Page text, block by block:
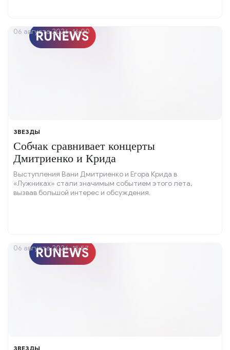
ЗВЕЗДЫ
Собчак сравнивает концерты
Дмитриенко и Крида
Выступления Вани Дмитриенко и Егора Крида в
«Лужниках» стали значимым событием этого лета,
вызвав большой интерес и обсуждения.
06 августа 2026, 16:00
ЗВЕЗДЫ
06 августа 2026, 15:57